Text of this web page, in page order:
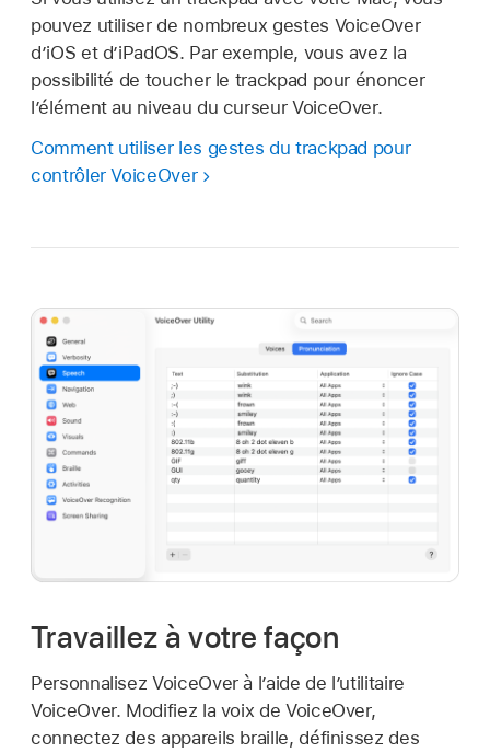
pouvez utiliser de nombreux gestes VoiceOver
d’iOS et d’iPadOS. Par exemple, vous avez la
possibilité de toucher le trackpad pour énoncer
l’élément au niveau du curseur VoiceOver.
Comment utiliser les gestes du trackpad pour
contrôler VoiceOver
Travaillez à votre façon
Personnalisez VoiceOver à l’aide de l’utilitaire
VoiceOver. Modifiez la voix de VoiceOver,
connectez des appareils braille, définissez des